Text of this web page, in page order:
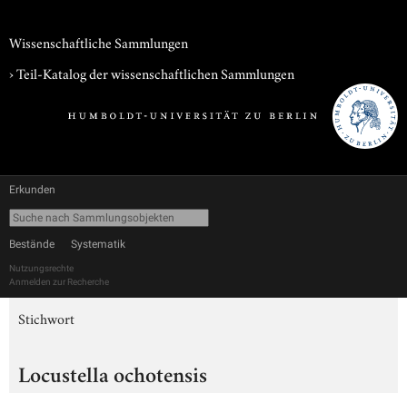
Wissenschaftliche Sammlungen
› Teil-Katalog der wissenschaftlichen Sammlungen
Erkunden
Bestände Systematik
Nutzungsrechte
Anmelden zur Recherche
Stichwort
Locustella ochotensis